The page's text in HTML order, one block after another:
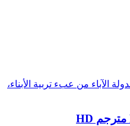
الآباء من عبء تربية الأبناء،